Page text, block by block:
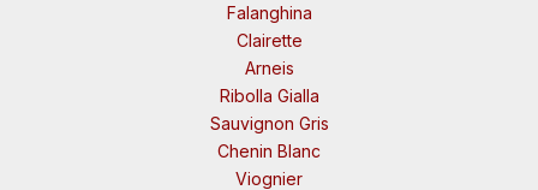
Falanghina
Clairette
Arneis
Ribolla Gialla
Sauvignon Gris
Chenin Blanc
Viognier